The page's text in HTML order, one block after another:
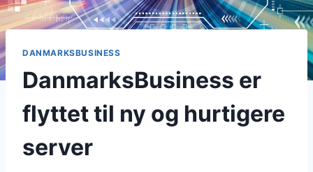
DANMARKSBUSINESS
DanmarksBusiness er
flyttet til ny og hurtigere
server